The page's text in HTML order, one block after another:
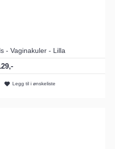
- Vaginakuler - Lilla
Legg til i ønskeliste